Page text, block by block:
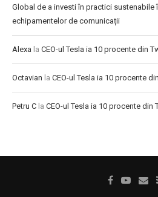
Global de a investi în practici sustenabile
echipamentelor de comunicații
Alexa la CEO-ul Tesla ia 10 procente din
Octavian la CEO-ul Tesla ia 10 procente
Petru C la CEO-ul Tesla ia 10 procente din